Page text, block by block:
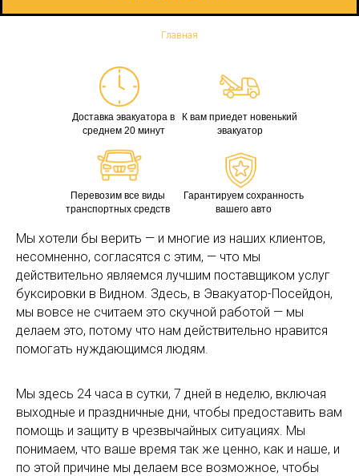
Главная
Доставка эвакуатора в
среднем 20 минут
Гарантируем сохранность
вашего авто
К вам приедет новенький
эвакуатор
Перевозим все виды
транспортных средств
Мы хотели бы верить — и многие из наших клиентов,
несомненно, согласятся с этим, — что мы
действительно являемся лучшим поставщиком услуг
буксировки в Видном. Здесь, в Эвакуатор-Посейдон,
мы вовсе не считаем это скучной работой — мы
делаем это, потому что нам действительно нравится
помогать нуждающимся людям.
Мы здесь 24 часа в сутки, 7 дней в неделю, включая
выходные и праздничные дни, чтобы предоставить вам
помощь и защиту в чрезвычайных ситуациях. Мы
понимаем, что ваше время так же ценно, как и наше, и
по этой причине мы делаем все возможное, чтобы